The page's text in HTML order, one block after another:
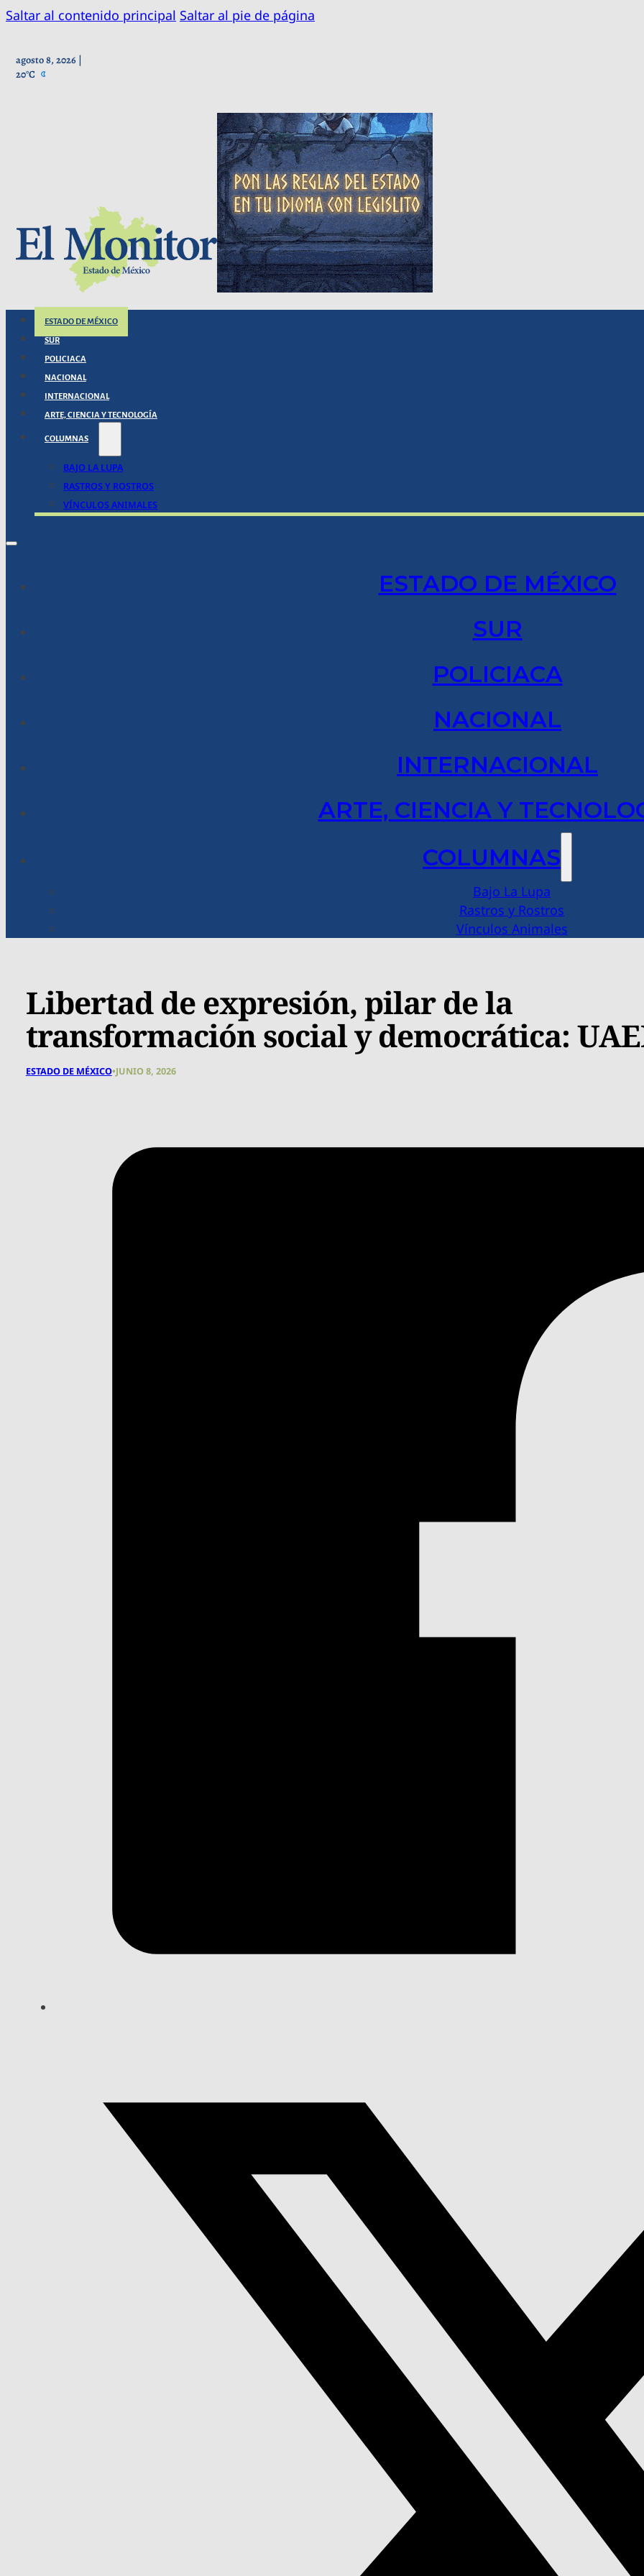
Saltar al contenido principal Saltar al pie de página
agosto 8, 2026 |
20°C
ESTADO DE MÉXICO
SUR
POLICIACA
NACIONAL
INTERNACIONAL
ARTE, CIENCIA Y TECNOLOGÍA
COLUMNAS
BAJO LA LUPA
RASTROS Y ROSTROS
VÍNCULOS ANIMALES
ESTADO DE MÉXICO
SUR
POLICIACA
NACIONAL
INTERNACIONAL
ARTE, CIENCIA Y
COLUMNAS
Bajo La Lupa
Rastros y Rostros
Vínculos Animales
Libertad de expresión, pilar de la
transformación social y democrática:
ESTADO DE MÉXICO•JUNIO 8, 2026